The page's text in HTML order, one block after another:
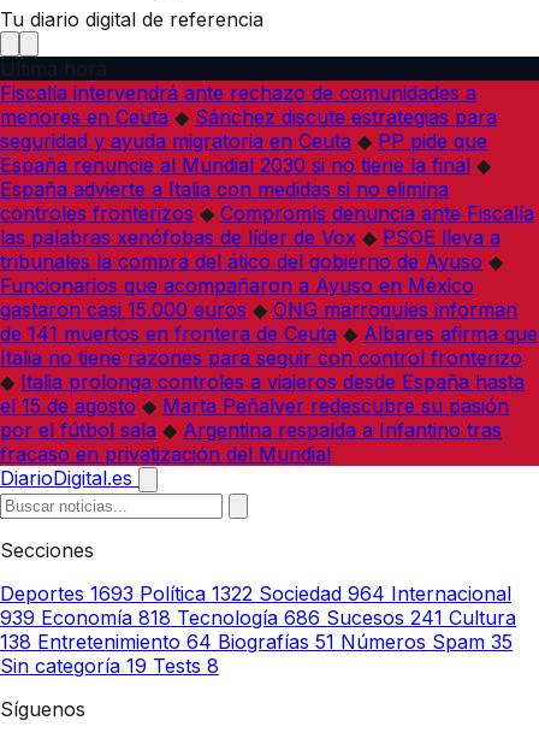
Tu diario digital de referencia
Fiscalía intervendrá ante rechazo de comunidades a
menores en Ceuta ◆ Sánchez discute estrategias para
seguridad y ayuda migratoria en Ceuta ◆ PP pide que
España renuncie al Mundial 2030 si no tiene la final ◆
España advierte a Italia con medidas si no elimina
controles fronterizos ◆ Compromís denuncia ante Fiscalía
las palabras xenófobas de líder de Vox ◆ PSOE lleva a
tribunales la compra del ático del gobierno de Ayuso ◆
Funcionarios que acompañaron a Ayuso en México
gastaron casi 15.000 euros ◆ ONG marroquíes informan
de 141 muertos en frontera de Ceuta ◆ Albares afirma que
Italia no tiene razones para seguir con control fronterizo
◆ Italia prolonga controles a viajeros desde España hasta
el 15 de agosto ◆ Marta Peñalver redescubre su pasión
por el fútbol sala ◆ Argentina respalda a Infantino tras
fracaso en privatización del Mundial
DiarioDigital.es
Secciones
Deportes 1693 Política 1322 Sociedad 964 Internacional
939 Economía 818 Tecnología 686 Sucesos 241 Cultura
138 Entretenimiento 64 Biografías 51 Números Spam 35
Sin categoría 19 Tests 8
Síguenos